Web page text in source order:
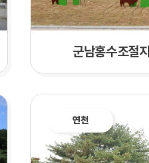
군남홍수조절
연천